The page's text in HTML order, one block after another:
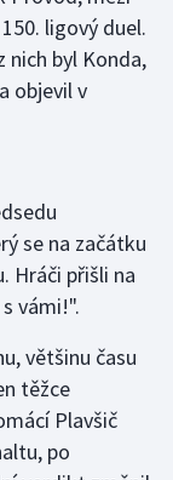
ligový duel.
nich byl Konda,
objevil v
se na začátku
Hráči přišli na
vámi!".
většinu času
těžce
Plavšič
po